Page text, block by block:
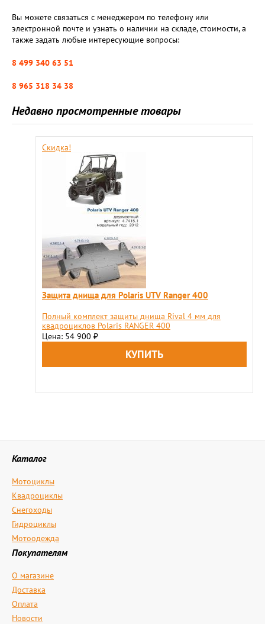
Вы можете связаться с менеджером по телефону или
электронной почте и узнать о наличии на складе, стоимости, а
также задать любые интересующие вопросы:
8 499 340 63 51
8 965 318 34 38
Недавно просмотренные товары
Скидка!
Защита днища для Polaris UTV Ranger 400
Полный комплект защиты днища Rival 4 мм для
квадроциклов Polaris RANGER 400
Цена: 54 900 ₽
Каталог
Мотоциклы
Квадроциклы
Снегоходы
Гидроциклы
Мотоодежда
Покупателям
О магазине
Доставка
Оплата
Новости